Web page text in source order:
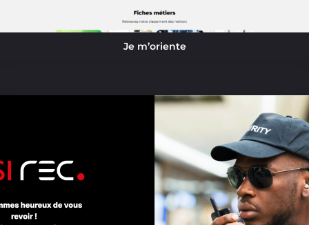
Je m’oriente